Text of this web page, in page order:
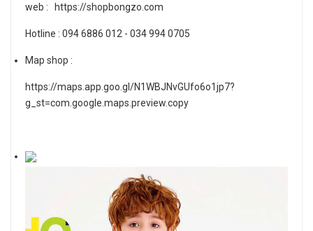
web : https://shopbongzo.com
Hotline : 094 6886 012 - 034 994 0705
Map shop :
https://maps.app.goo.gl/N1WBJNvGUfo6o1jp7?
g_st=com.google.maps.preview.copy